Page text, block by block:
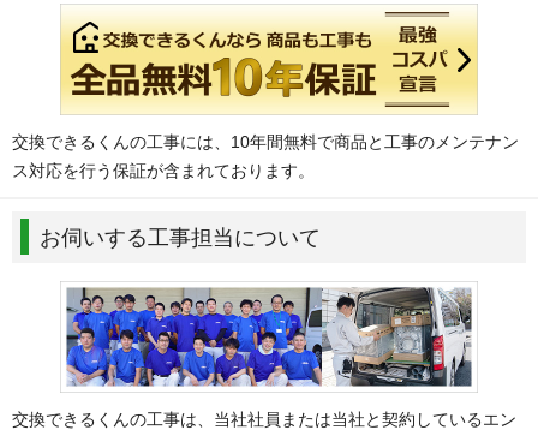
交換できるくんの工事には、10年間無料で商品と工事のメンテナン
ス対応を行う保証が含まれております。
お伺いする工事担当について
交換できるくんの工事は、当社社員または当社と契約しているエン